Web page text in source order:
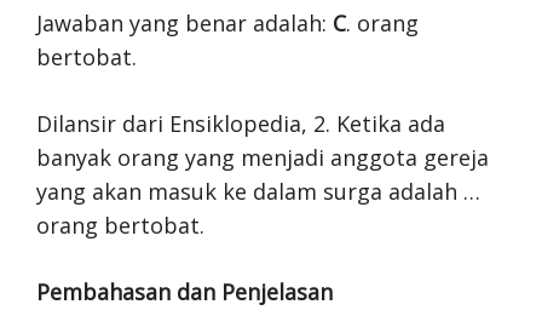
Jawaban yang benar adalah: C. orang
bertobat.
Dilansir dari Ensiklopedia, 2. Ketika ada
banyak orang yang menjadi anggota gereja
yang akan masuk ke dalam surga adalah …
orang bertobat.
Pembahasan dan Penjelasan